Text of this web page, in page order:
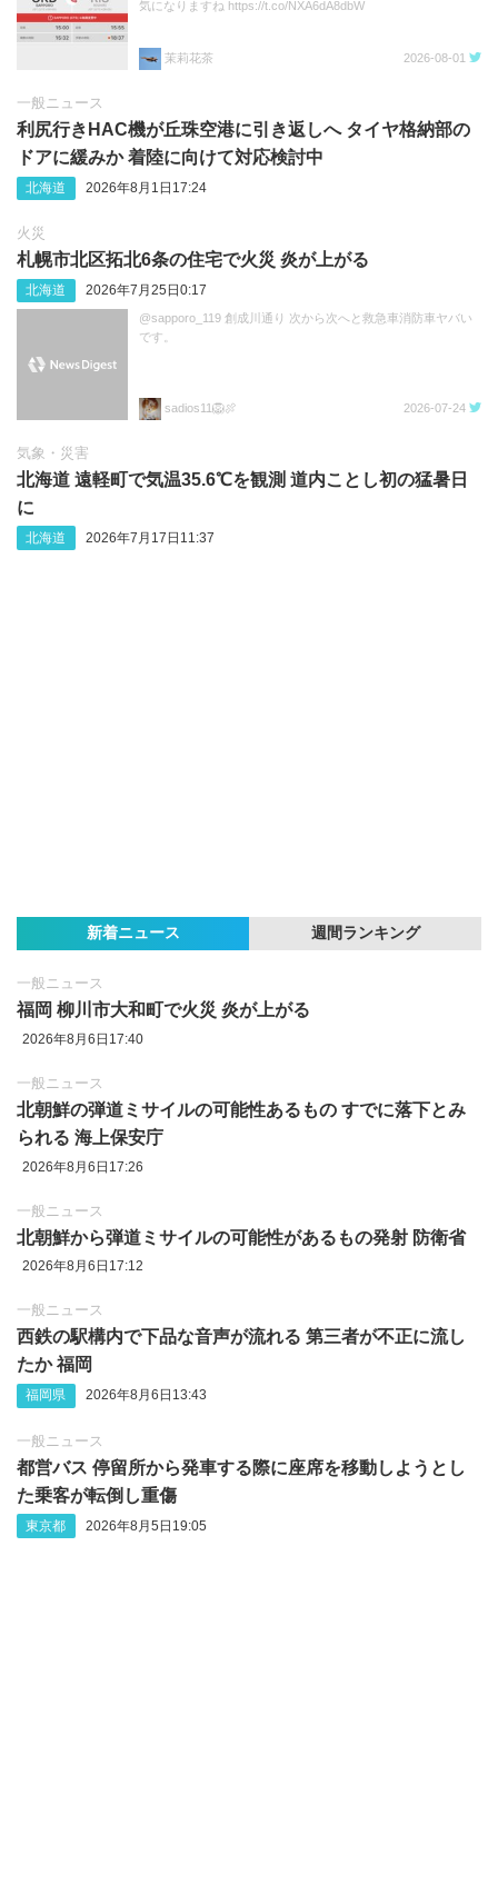
気になりますね https://t.co/NXA6dA8dbW
茉莉花茶 2026-08-01
一般ニュース
利尻行きHAC機が丘珠空港に引き返しへ タイヤ格納部の
ドアに緩みか 着陸に向けて対応検討中
北海道 2026年8月1日17:24
火災
札幌市北区拓北6条の住宅で火災 炎が上がる
北海道 2026年7月25日0:17
@sapporo_119 創成川通り 次から次へと救急車消防車ヤバい
です。
sadios11🦁🍖 2026-07-24
気象・災害
北海道 遠軽町で気温35.6℃を観測 道内ことし初の猛暑日
に
北海道 2026年7月17日11:37
新着ニュース 週間ランキング
一般ニュース
福岡 柳川市大和町で火災 炎が上がる
2026年8月6日17:40
一般ニュース
北朝鮮の弾道ミサイルの可能性あるもの すでに落下とみ
られる 海上保安庁
2026年8月6日17:26
一般ニュース
北朝鮮から弾道ミサイルの可能性があるもの発射 防衛省
2026年8月6日17:12
一般ニュース
西鉄の駅構内で下品な音声が流れる 第三者が不正に流し
たか 福岡
福岡県 2026年8月6日13:43
一般ニュース
都営バス 停留所から発車する際に座席を移動しようとし
た乗客が転倒し重傷
東京都 2026年8月5日19:05